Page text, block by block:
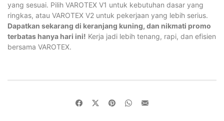
yang sesuai. Pilih VAROTEX V1 untuk kebutuhan dasar yang
ringkas, atau VAROTEX V2 untuk pekerjaan yang lebih serius.
Dapatkan sekarang di keranjang kuning, dan nikmati promo
terbatas hanya hari ini! Kerja jadi lebih tenang, rapi, dan efisien
bersama VAROTEX.